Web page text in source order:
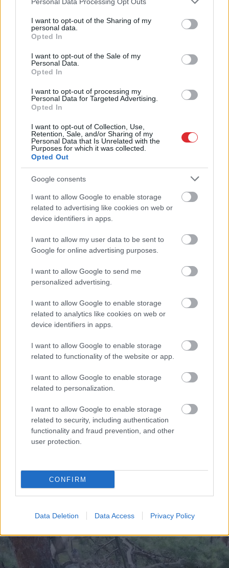
not limited to your visit or usage behaviour. You may click to
grant or deny consent to Google and its third-party tags to
use your data for below specified purposes in below Google
consent section.
I want to opt-out of the Sharing of my
personal data.
Opted In
I want to opt-out of the Sale of my
Personal Data.
Opted In
I want to opt-out of processing my
Personal Data for Targeted Advertising.
Opted In
I want to opt-out of Collection, Use,
Retention, Sale, and/or Sharing of my
Personal Data that Is Unrelated with the
Purposes for which it was collected.
Opted Out
Google consents
I want to allow Google to enable storage
related to advertising like cookies on web or
device identifiers in apps.
I want to allow my user data to be sent to
Google for online advertising purposes.
I want to allow Google to send me
personalized advertising.
I want to allow Google to enable storage
related to analytics like cookies on web or
device identifiers in apps.
I want to allow Google to enable storage
related to functionality of the website or app.
I want to allow Google to enable storage
related to personalization.
I want to allow Google to enable storage
related to security, including authentication
functionality and fraud prevention, and other
user protection.
CONFIRM
Data Deletion Data Access Privacy Policy
Biļete maksā 89 eiro, bet
pie kases jau 96,51: pircēju
pārsteidz trīs obligātas
komisijas maksas
Vai darbs no 9.00 līdz
17.00 jūs tracina?
Numerologi izceļ četrus
dzimšanas datumus,
kuru īpašniekiem
“Nabaga cilvēki…”
raisa jautājumus
līdzcilvēkos
Atcelt Ziņot